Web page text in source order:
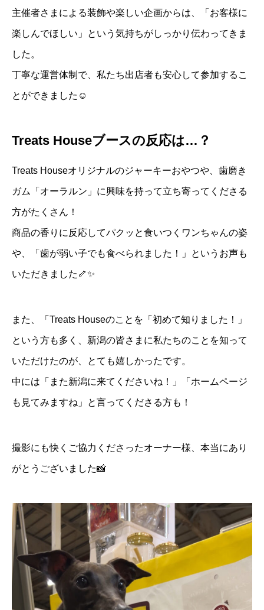
主催者さまによる装飾や楽しい企画からは、「お客様に
楽しんでほしい」という気持ちがしっかり伝わってきま
した。
丁寧な運営体制で、私たち出店者も安心して参加するこ
とができました☺️
Treats Houseブースの反応は…？
Treats Houseオリジナルのジャーキーおやつや、歯磨き
ガム「オーラルン」に興味を持って立ち寄ってくださる
方がたくさん！
商品の香りに反応してパクッと食いつくワンちゃんの姿
や、「歯が弱い子でも食べられました！」というお声も
いただきました🦴✨
また、「Treats Houseのことを「初めて知りました！」
という方も多く、新潟の皆さまに私たちのことを知って
いただけたのが、とても嬉しかったです。
中には「また新潟に来てくださいね！」「ホームページ
も見てみますね」と言ってくださる方も！
撮影にも快くご協力くださったオーナー様、本当にあり
がとうございました📸